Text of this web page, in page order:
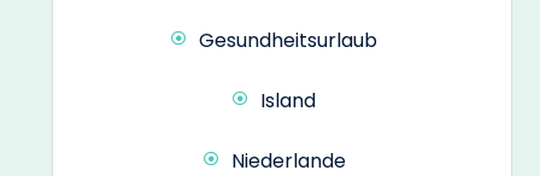
Gesundheitsurlaub
Island
Niederlande